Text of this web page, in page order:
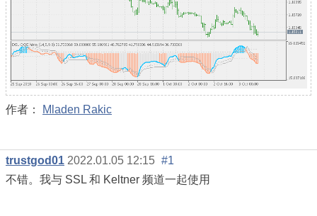
作者： Mladen Rakic
trustgod01 2022.01.05 12:15 #1
不错。我与 SSL 和 Keltner 频道一起使用